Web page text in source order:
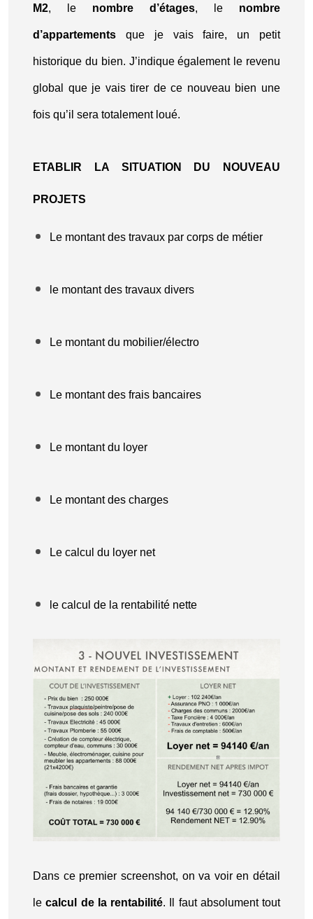
M2, le nombre d’étages, le nombre
d’appartements que je vais faire, un petit
historique du bien. J’indique également le revenu
global que je vais tirer de ce nouveau bien une
fois qu’il sera totalement loué.
ETABLIR LA SITUATION DU NOUVEAU
PROJETS
Le montant des travaux par corps de métier
le montant des travaux divers
Le montant du mobilier/électro
Le montant des frais bancaires
Le montant du loyer
Le montant des charges
Le calcul du loyer net
le calcul de la rentabilité nette
Dans ce premier screenshot, on va voir en détail
lecalcul de la rentabilité. Il faut absolument tout